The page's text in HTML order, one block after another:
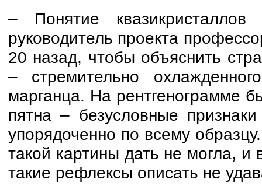
– Понятие
руководитель проекта
20 назад, чтобы объяснить
– стремительно
марганца. На рентгенограмме
пятна – безусловные
упорядоченно по всему
такой картины дать не могла, и
такие рефлексы описать не